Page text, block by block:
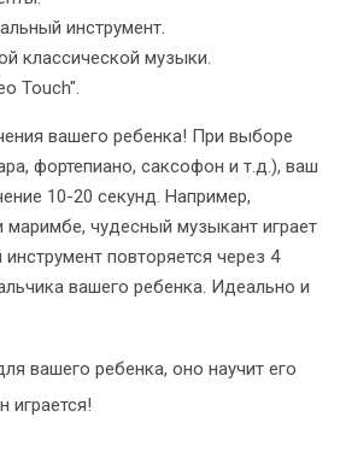
инструмент.
классической музыки.
Touch".
вашего ребенка! При выборе
фортепиано, саксофон и т.д.), ваш
10-20 секунд. Например,
маримбе, чудесный музыкант играет
повторяется через 4
вашего ребенка. Идеально и
вашего ребенка, оно научит его
играется!